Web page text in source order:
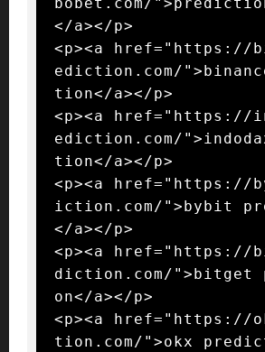
</a></p>
<p><a href="https://
ediction.com/
tion</a></p>
<p><a href="https://
ediction.com/
tion</a></p>
<p><a href="https://
iction.com/">bybit
</a></p>
<p><a href="https://
diction.com/">bitget
on</a></p>
<p><a href="https://
tion.com/">okx